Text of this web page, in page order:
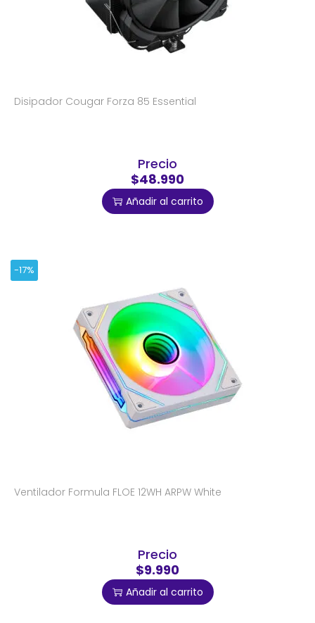
Disipador Cougar Forza 85 Essential
Precio
$48.990
Añadir al carrito
-17%
Ventilador Formula FLOE 12WH ARPW White
Precio
$9.990
Añadir al carrito